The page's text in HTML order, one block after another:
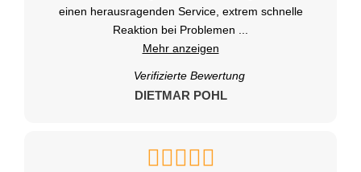
einen herausragenden Service, extrem schnelle
Reaktion bei Problemen
Mehr anzeigen
Verifizierte Bewertung
DIETMAR POHL